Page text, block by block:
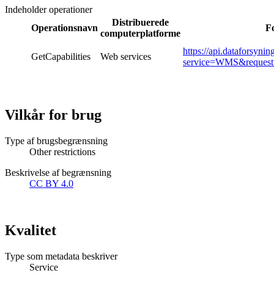
Indeholder operationer
Operationsnavn
Distribuerede
computerplatforme
GetCapabilities Web services
https://
Vilkår for brug
Type af brugsbegrænsning
Other restrictions
Beskrivelse af begrænsning
CC BY 4.0
Kvalitet
Type som metadata beskriver
Service